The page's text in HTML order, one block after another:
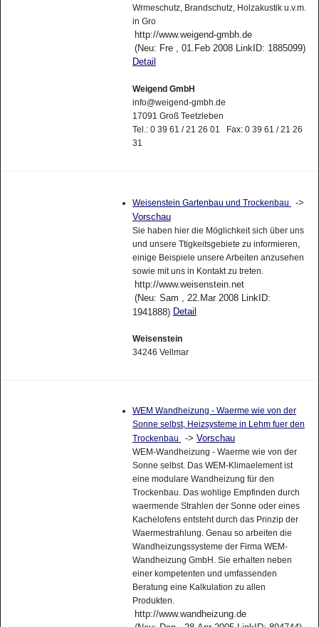
Wrmeschutz, Brandschutz, Holzakustik u.v.m.
in Gro
http://www.weigend-gmbh.de
(Neu: Fre , 01.Feb 2008 LinkID: 1885099)
Detail
Weigend GmbH
info@weigend-gmbh.de
17091 Groß Teetzleben
Tel.: 0 39 61 / 21 26 01 Fax: 0 39 61 / 21 26
31
Weisenstein Gartenbau und Trockenbau
->
Vorschau
Sie haben hier die Möglichkeit sich über uns
und unsere Ttigkeitsgebiete zu informieren,
einige Beispiele unsere Arbeiten anzusehen
sowie mit uns in Kontakt zu treten.
http://www.weisenstein.net
(Neu: Sam , 22.Mar 2008 LinkID:
1941888) Detail
Weisenstein
34246 Vellmar
WEM Wandheizung - Waerme wie von der
Sonne selbst, Heizsysteme in Lehm fuer den
Trockenbau
-> Vorschau
WEM-Wandheizung - Waerme wie von der
Sonne selbst. Das WEM-Klimaelement ist
eine modulare Wandheizung für den
Trockenbau. Das wohlige Empfinden durch
waermende Strahlen der Sonne oder eines
Kachelofens entsteht durch das Prinzip der
Waermestrahlung. Genau so arbeiten die
Wandheizungssysteme der Firma WEM-
Wandheizung GmbH. Sie erhalten neben
einer kompetenten und umfassenden
Beratung eine Kalkulation zu allen
Produkten.
http://www.wandheizung.de